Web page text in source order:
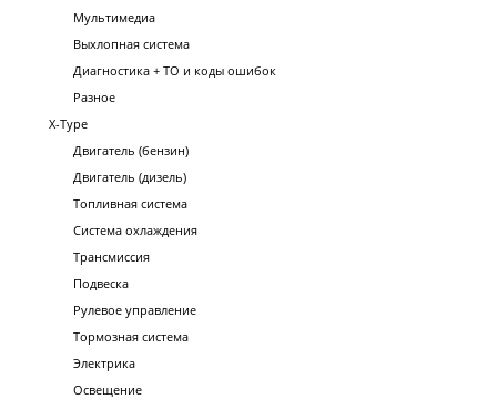
Мультимедиа
Выхлопная система
Диагностика + ТО и коды ошибок
Разное
X-Type
Двигатель (бензин)
Двигатель (дизель)
Топливная система
Система охлаждения
Трансмиссия
Подвеска
Рулевое управление
Тормозная система
Электрика
Освещение